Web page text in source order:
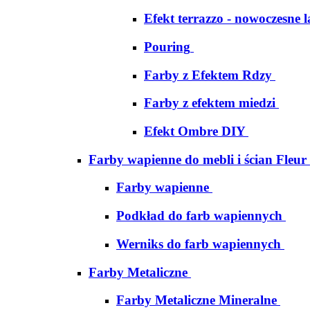
Efekt terrazzo - nowoczesne
Pouring
Farby z Efektem Rdzy
Farby z efektem miedzi
Efekt Ombre DIY
Farby wapienne do mebli i ścian Fleur
Farby wapienne
Podkład do farb wapiennych
Werniks do farb wapiennych
Farby Metaliczne
Farby Metaliczne Mineralne